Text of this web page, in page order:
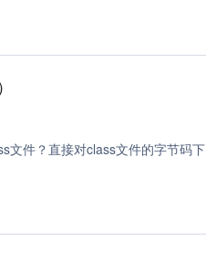
层、驱动层等等，考虑的因素比
从Exception的抓取调用是如何实
文件？直接对class文件的字节码下